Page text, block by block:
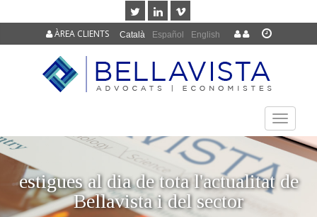
Català Español English
ÀREA CLIENTS
TOGGLE
estigues al dia de tota l'actualitat de
Bellavista i del sector